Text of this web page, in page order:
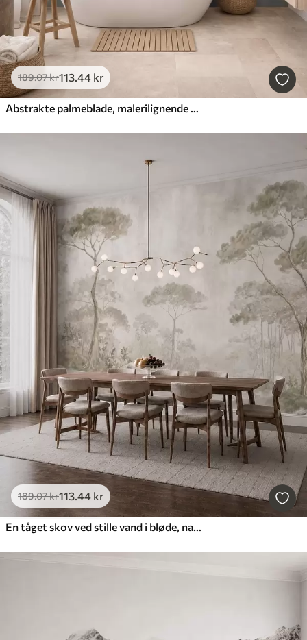
189.07kr113.44 kr
Abstrakte palmeblade, malerilignende motiv
189.07kr113.44 kr
En tåget skov ved stille vand i bløde, naturlige pastelfarver